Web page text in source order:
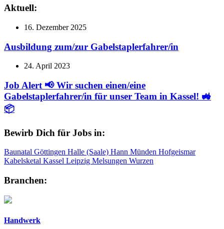
Aktuell:
16. Dezember 2025
Ausbildung zum/zur Gabelstaplerfahrer/in
24. April 2023
Job Alert 📢 Wir suchen einen/eine
Gabelstaplerfahrer/in für unser Team in Kassel! 🚜
📦
Bewirb Dich für Jobs in:
Baunatal Göttingen Halle (Saale) Hann Münden Hofgeismar
Kabelsketal Kassel Leipzig Melsungen Wurzen
Branchen:
Handwerk